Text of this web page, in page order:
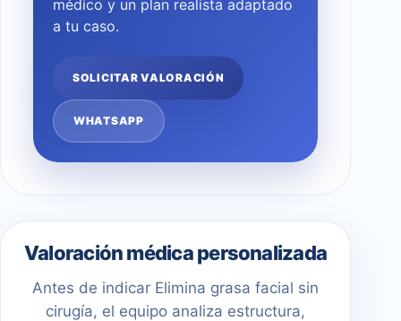
médico y un plan realista adaptado
a tu caso.
SOLICITAR VALORACIÓN
WHATSAPP
Valoración médica personalizada
Antes de indicar Elimina grasa facial sin
cirugía, el equipo analiza estructura,